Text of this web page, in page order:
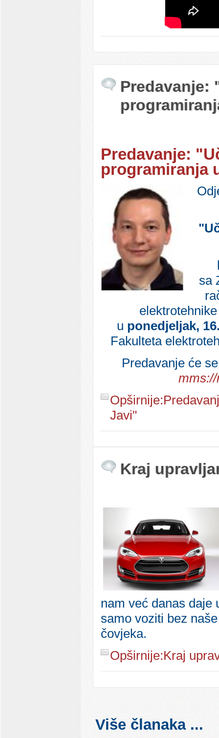
Predavanje:
Predavanje:
programiranja
sa
u ponedjeljak,
Fakulteta
Predavanje će
Javi"
Kraj
nam već danas daje
samo voziti bez
čovjeka.
Opširnije:Kraj
Više članaka ...